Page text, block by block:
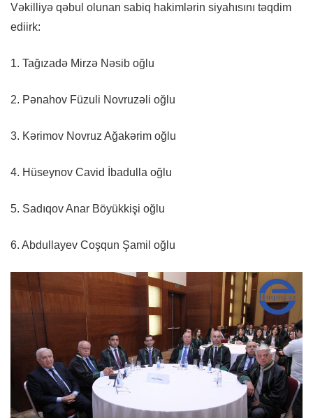
Vəkilliyə qəbul olunan sabiq hakimlərin siyahısını təqdim
ediirk:
1. Tağızadə Mirzə Nəsib oğlu
2. Pənahov Füzuli Novruzəli oğlu
3. Kərimov Novruz Ağakərim oğlu
4. Hüseynov Cavid İbadulla oğlu
5. Sadıqov Anar Böyükkişi oğlu
6. Abdullayev Coşqun Şamil oğlu